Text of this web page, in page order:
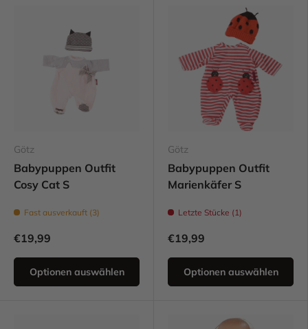
Götz
Babypuppen Outfit
Cosy Cat S
Fast ausverkauft (3)
€19,99
Optionen auswählen
Götz
Babypuppen Outfit
Marienkäfer S
Letzte Stücke (1)
€19,99
Optionen auswählen